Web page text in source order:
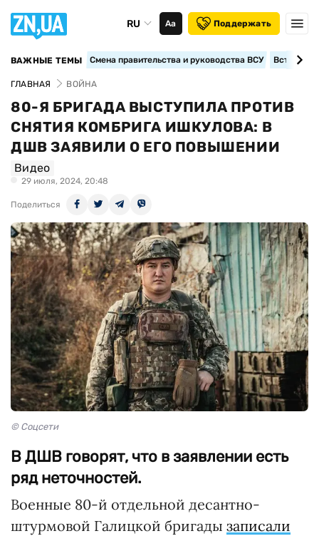
RU Аа Поддержать
ВАЖНЫЕ ТЕМЫ Смена правительства и руководства ВСУ
ГЛАВНАЯ ВОЙНА
80-Я БРИГАДА ВЫСТУПИЛА ПРОТИВ
СНЯТИЯ КОМБРИГА ИШКУЛОВА: В
ДШВ ЗАЯВИЛИ О ЕГО ПОВЫШЕНИИ
Видео
29 июля, 2024, 20:48
Поделиться
© Соцсети
В ДШВ говорят, что в заявлении есть
ряд неточностей.
Военные 80-й отдельной десантно-
штурмовой Галицкой бригады записали